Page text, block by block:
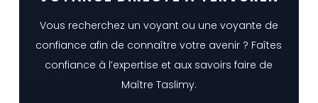
Vous recherchez un voyant ou une voyante de
confiance afin de connaître votre avenir ? Faîtes
confiance à l’expertise et aux savoirs faire de
Maître Taslimy.